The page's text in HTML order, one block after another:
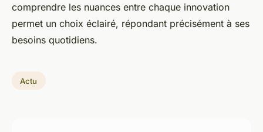
comprendre les nuances entre chaque innovation
permet un choix éclairé, répondant précisément à ses
besoins quotidiens.
Actu